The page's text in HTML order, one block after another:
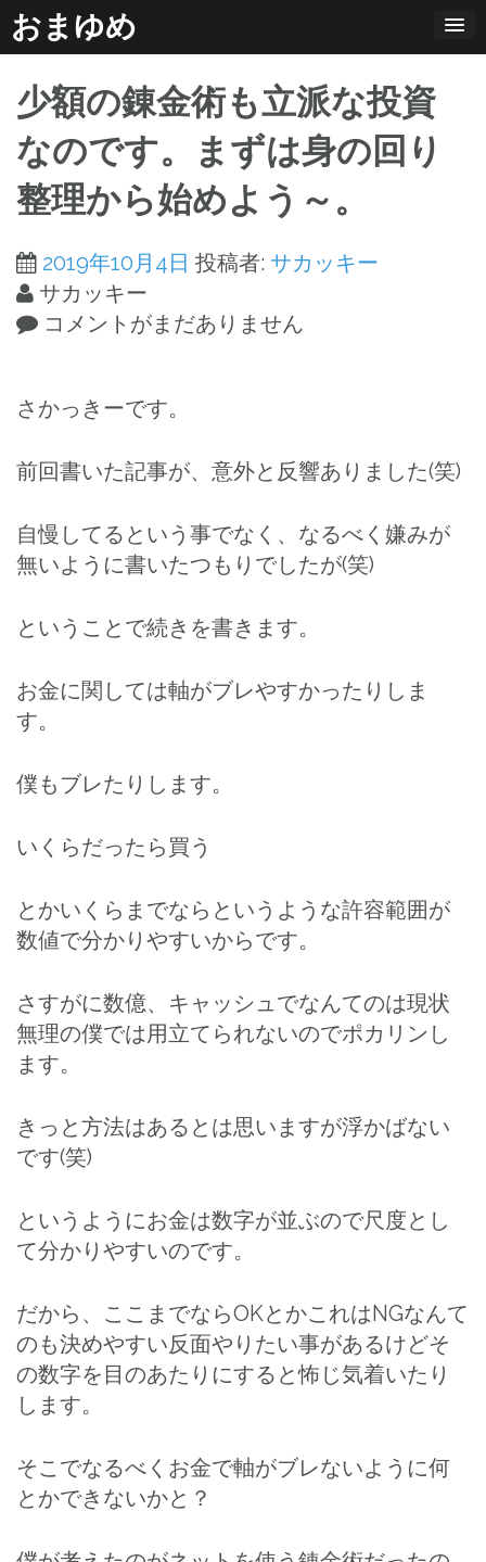
コ
ン
ン
ツ
へ
ス
ッ
プ
おまゆめ
少額の錬金術も立派な投資
なのです。まずは身の回り
整理から始めよう～。
2019年10月4日 投稿者: サカッキー
サカッキー
コメントがまだありません
さかっきーです。
前回書いた記事が、意外と反響ありました(笑)
自慢してるという事でなく、なるべく嫌みが
無いように書いたつもりでしたが(笑)
ということで続きを書きます。
お金に関しては軸がブレやすかったりしま
す。
僕もブレたりします。
いくらだったら買う
とかいくらまでならというような許容範囲が
数値で分かりやすいからです。
さすがに数億、キャッシュでなんてのは現状
無理の僕では用立てられないのでポカリンし
ます。
きっと方法はあるとは思いますが浮かばない
です(笑)
というようにお金は数字が並ぶので尺度とし
て分かりやすいのです。
だから、ここまでならOKとかこれはNGなんて
のも決めやすい反面やりたい事があるけどそ
の数字を目のあたりにすると怖じ気着いたり
します。
そこでなるべくお金で軸がブレないように何
とかできないかと？